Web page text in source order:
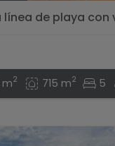
línea de playa con
m2 715 m2 5